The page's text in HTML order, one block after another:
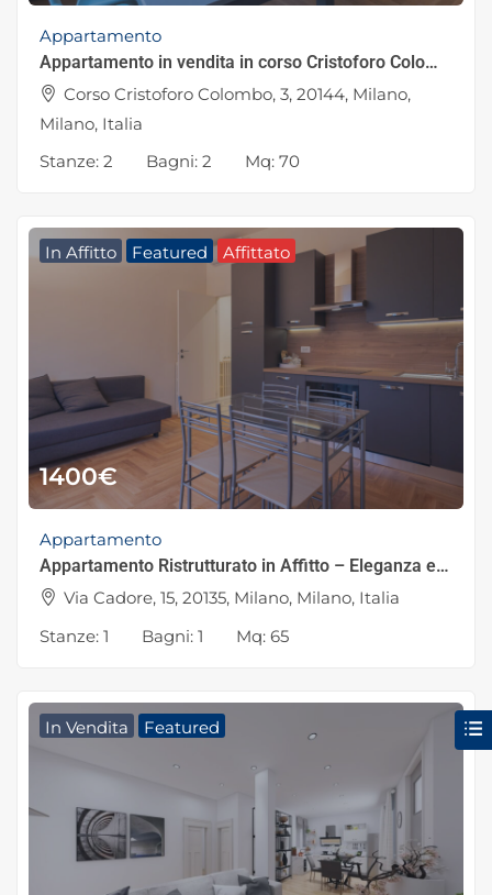
Appartamento
Appartamento in vendita in corso Cristoforo Colombo 3, Milano
Corso Cristoforo Colombo, 3, 20144, Milano,
Milano, Italia
Stanze: 2 Bagni: 2 Mq: 70
In Affitto Featured Affittato
1400€
Appartamento
Appartamento Ristrutturato in Affitto – Eleganza e Comfort nel Cuore della Città
Via Cadore, 15, 20135, Milano, Milano, Italia
Stanze: 1 Bagni: 1 Mq: 65
In Vendita Featured